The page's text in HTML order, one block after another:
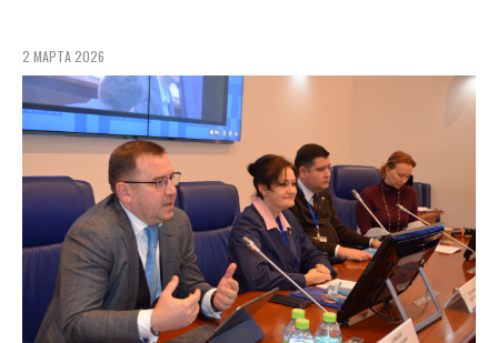
2 МАРТА 2026